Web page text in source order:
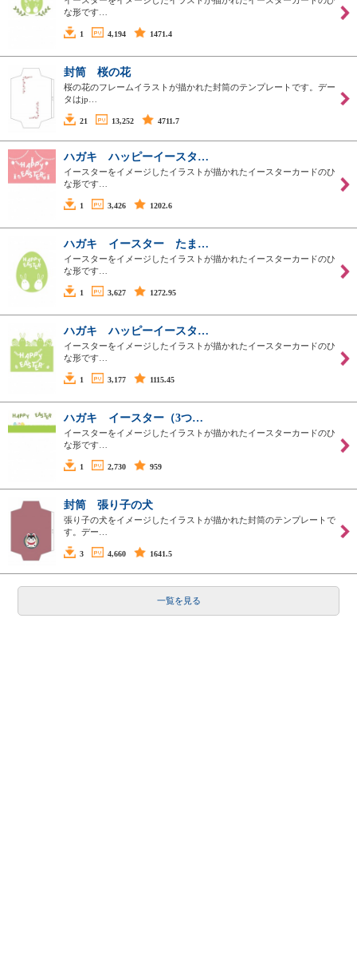
な形です…
1 4,194 1471.4
封筒 桜の花
桜の花のフレームイラストが描かれた封筒のテンプレートです。デー
タはjp…
21 13,252 4711.7
ハガキ ハッピーイースタ…
イースターをイメージしたイラストが描かれたイースターカードのひ
な形です…
1 3,426 1202.6
ハガキ イースター たま…
イースターをイメージしたイラストが描かれたイースターカードのひ
な形です…
1 3,627 1272.95
ハガキ ハッピーイースタ…
イースターをイメージしたイラストが描かれたイースターカードのひ
な形です…
1 3,177 1115.45
ハガキ イースター（3つ…
イースターをイメージしたイラストが描かれたイースターカードのひ
な形です…
1 2,730 959
封筒 張り子の犬
張り子の犬をイメージしたイラストが描かれた封筒のテンプレートで
す。デー…
3 4,660 1641.5
一覧を見る